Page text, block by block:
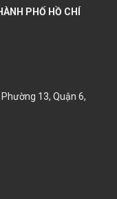
PHỐ HỒ CHÍ
13, Quận 6,